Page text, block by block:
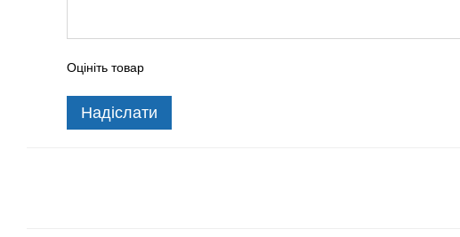
Оцініть товар
Надіслати